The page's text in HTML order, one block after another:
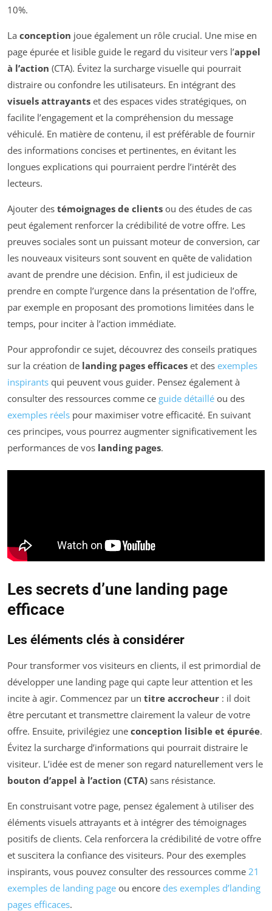
10%.
La conception joue également un rôle crucial. Une mise en
page épurée et lisible guide le regard du visiteur vers l’appel
à l’action (CTA). Évitez la surcharge visuelle qui pourrait
distraire ou confondre les utilisateurs. En intégrant des
visuels attrayants et des espaces vides stratégiques, on
facilite l’engagement et la compréhension du message
véhiculé. En matière de contenu, il est préférable de fournir
des informations concises et pertinentes, en évitant les
longues explications qui pourraient perdre l’intérêt des
lecteurs.
Ajouter des témoignages de clients ou des études de cas
peut également renforcer la crédibilité de votre offre. Les
preuves sociales sont un puissant moteur de conversion, car
les nouveaux visiteurs sont souvent en quête de validation
avant de prendre une décision. Enfin, il est judicieux de
prendre en compte l’urgence dans la présentation de l’offre,
par exemple en proposant des promotions limitées dans le
temps, pour inciter à l’action immédiate.
Pour approfondir ce sujet, découvrez des conseils pratiques
sur la création de landing pages efficaces et des exemples
inspirants qui peuvent vous guider. Pensez également à
consulter des ressources comme ce guide détaillé ou des
exemples réels pour maximiser votre efficacité. En suivant
ces principes, vous pourrez augmenter significativement les
performances de vos landing pages.
Les secrets d’une landing page
efficace
Les éléments clés à considérer
Pour transformer vos visiteurs en clients, il est primordial de
développer une landing page qui capte leur attention et les
incite à agir. Commencez par un titre accrocheur : il doit
être percutant et transmettre clairement la valeur de votre
offre. Ensuite, privilégiez une conception lisible et épurée.
Évitez la surcharge d’informations qui pourrait distraire le
visiteur. L’idée est de mener son regard naturellement vers le
bouton d’appel à l’action (CTA) sans résistance.
En construisant votre page, pensez également à utiliser des
éléments visuels attrayants et à intégrer des témoignages
positifs de clients. Cela renforcera la crédibilité de votre offre
et suscitera la confiance des visiteurs. Pour des exemples
inspirants, vous pouvez consulter des ressources comme 21
exemples de landing page ou encore des exemples d’landing
pages efficaces.